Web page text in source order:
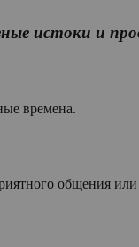
истоки и
времена.
общения